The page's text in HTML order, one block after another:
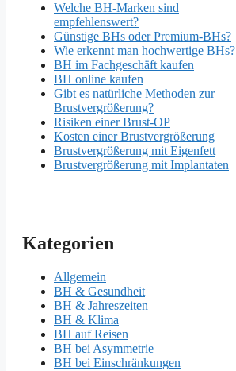
Welche BH-Marken sind
empfehlenswert?
Günstige BHs oder Premium-BHs?
Wie erkennt man hochwertige BHs?
BH im Fachgeschäft kaufen
BH online kaufen
Gibt es natürliche Methoden zur
Brustvergrößerung?
Risiken einer Brust-OP
Kosten einer Brustvergrößerung
Brustvergrößerung mit Eigenfett
Brustvergrößerung mit Implantaten
Kategorien
Allgemein
BH & Gesundheit
BH & Jahreszeiten
BH & Klima
BH auf Reisen
BH bei Asymmetrie
BH bei Einschränkungen